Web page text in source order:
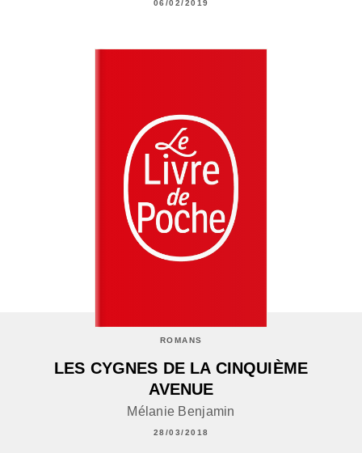
06/02/2019
ROMANS
LES CYGNES DE LA CINQUIÈME
AVENUE
Mélanie Benjamin
28/03/2018